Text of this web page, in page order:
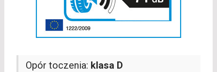
Opór toczenia: klasa D